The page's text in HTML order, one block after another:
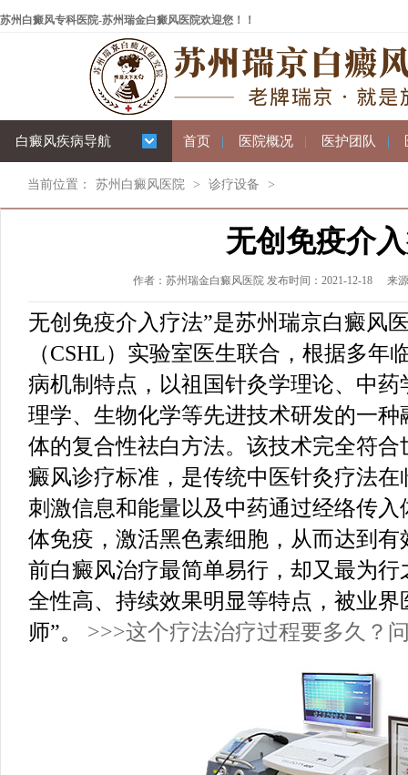
苏州白癜风专科医院-苏州瑞金白癜风医院欢迎您！！
白癜风疾病导航 首页 | 医院概况 | 医护团队 |
当前位置： 苏州白癜风医院 > 诊疗设备 >
无创免疫介
作者：苏州瑞金白癜风医院 发布时间：2021-12-18 来
无创免疫介入疗法”是苏州瑞京白癜风
（CSHL）实验室医生联合，根据多年
病机制特点，以祖国针灸学理论、中
理学、生物化学等先进技术研发的一
体的复合性祛白方法。该技术完全符
癜风诊疗标准，是传统中医针灸疗法
刺激信息和能量以及中药通过经络传
体免疫，激活黑色素细胞，从而达到
前白癜风治疗最简单易行，却又最为
全性高、持续效果明显等特点，被业
师”。 >>>这个疗法治疗过程要多久？